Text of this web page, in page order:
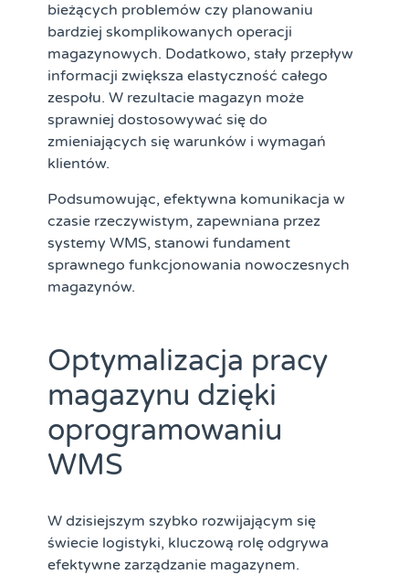
bieżących problemów czy planowaniu
bardziej skomplikowanych operacji
magazynowych. Dodatkowo, stały przepływ
informacji zwiększa elastyczność całego
zespołu. W rezultacie magazyn może
sprawniej dostosowywać się do
zmieniających się warunków i wymagań
klientów.
Podsumowując, efektywna komunikacja w
czasie rzeczywistym, zapewniana przez
systemy WMS, stanowi fundament
sprawnego funkcjonowania nowoczesnych
magazynów.
Optymalizacja pracy
magazynu dzięki
oprogramowaniu
WMS
W dzisiejszym szybko rozwijającym się
świecie logistyki, kluczową rolę odgrywa
efektywne zarządzanie magazynem.